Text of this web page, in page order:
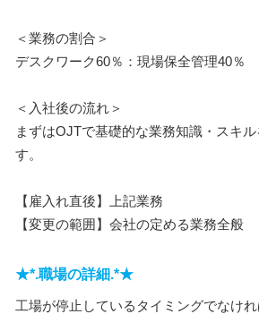
＜業務の割合＞
デスクワーク60％：現場保全管理40％
＜入社後の流れ＞
まずはOJTで基礎的な業務知識・スキ
す。
【雇入れ直後】上記業務
【変更の範囲】会社の定める業務全般
★*.職場の詳細.*★
工場が停止しているタイミングでなけ